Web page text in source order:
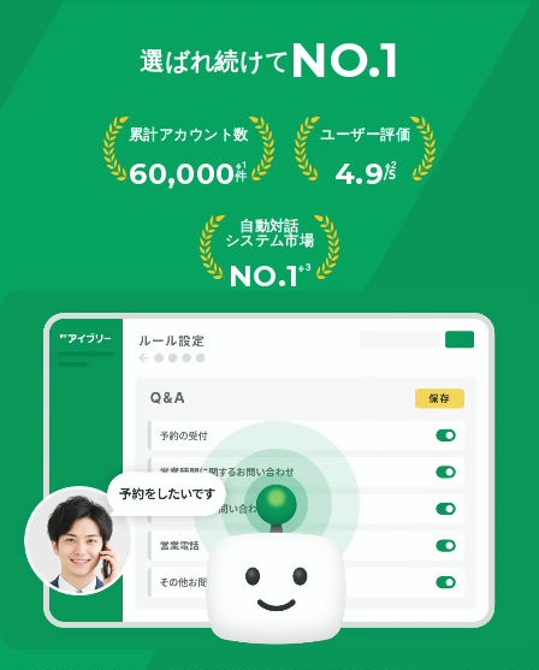
選ばれ続けてNO.1
累計アカウント数
60,000※1
件
ユーザー評価
4.9※2
/5
自動対話
システム市場
NO.1※3